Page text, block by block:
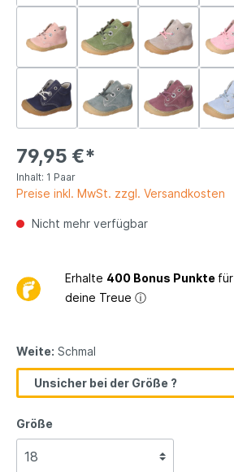
79,95 €*
Inhalt: 1 Paar
Preise inkl. MwSt. zzgl. Versandkosten
Nicht mehr verfügbar
Erhalte 400 Bonus Punkte für
deine Treue ⓘ
Weite: Schmal
Unsicher bei der Größe ?
Größe